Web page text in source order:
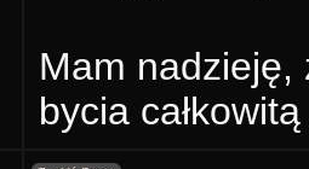
Mam nadzieję,
bycia